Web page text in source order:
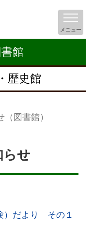
館
歴史館
メニュー
（図書館）
らせ
）だより その１